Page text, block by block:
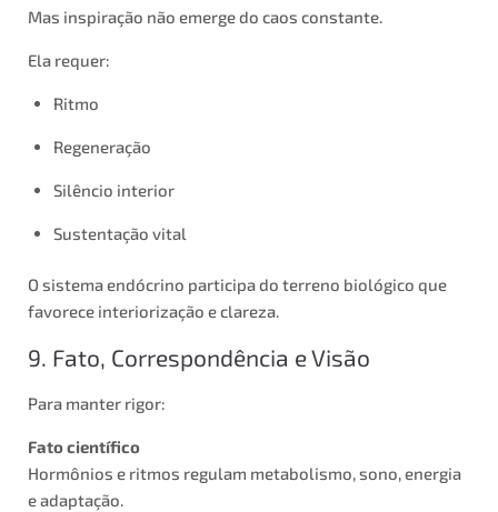
Mas inspiração não emerge do caos constante.
Ela requer:
Ritmo
Regeneração
Silêncio interior
Sustentação vital
O sistema endócrino participa do terreno biológico que
favorece interiorização e clareza.
9. Fato, Correspondência e Visão
Para manter rigor:
Fato científico
Hormônios e ritmos regulam metabolismo, sono, energia
e adaptação.